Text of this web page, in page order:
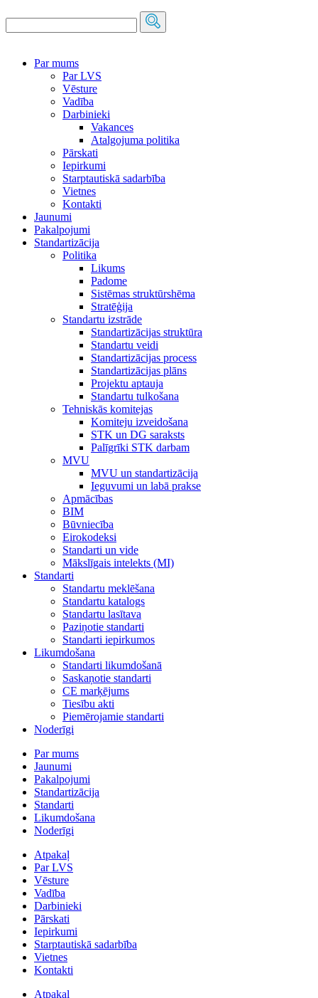
Par mums
Par LVS
Vēsture
Vadība
Darbinieki
Vakances
Atalgojuma politika
Pārskati
Iepirkumi
Starptautiskā sadarbība
Vietnes
Kontakti
Jaunumi
Pakalpojumi
Standartizācija
Politika
Likums
Padome
Sistēmas struktūrshēma
Stratēģija
Standartu izstrāde
Standartizācijas struktūra
Standartu veidi
Standartizācijas process
Standartizācijas plāns
Projektu aptauja
Standartu tulkošana
Tehniskās komitejas
Komiteju izveidošana
STK un DG saraksts
Palīgrīki STK darbam
MVU
MVU un standartizācija
Ieguvumi un labā prakse
Apmācības
BIM
Būvniecība
Eirokodeksi
Standarti un vide
Mākslīgais intelekts (MI)
Standarti
Standartu meklēšana
Standartu katalogs
Standartu lasītava
Paziņotie standarti
Standarti iepirkumos
Likumdošana
Standarti likumdošanā
Saskaņotie standarti
CE marķējums
Tiesību akti
Piemērojamie standarti
Noderīgi
Par mums
Jaunumi
Pakalpojumi
Standartizācija
Standarti
Likumdošana
Noderīgi
Atpakaļ
Par LVS
Vēsture
Vadība
Darbinieki
Pārskati
Iepirkumi
Starptautiskā sadarbība
Vietnes
Kontakti
Atpakaļ